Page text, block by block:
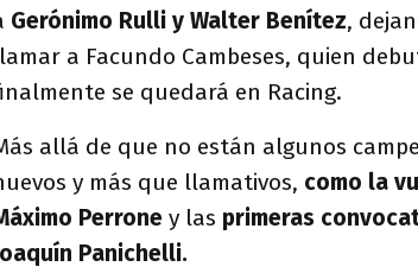
Gerónimo Rulli y Walter Benítez,
a Facundo Cambeses, quien
se quedará en Racing.
allá de que no están algunos
y más que llamativos, como la
Perrone y las primeras
Panichelli.